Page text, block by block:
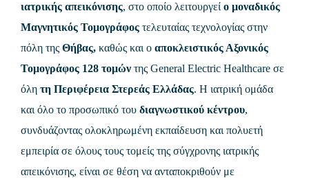
ιατρικής απεικόνισης, στο οποίο λειτουργεί ο μοναδικός
Μαγνητικός Τομογράφος τελευταίας τεχνολογίας στην
πόλη της Θήβας, καθώς και ο αποκλειστικός Αξονικός
Τομογράφος 128 τομών της General Electric Healthcare σε
όλη τη Περιφέρεια Στερεάς Ελλάδας. Η ιατρική ομάδα
και όλο το προσωπικό του διαγνωστικού κέντρου,
συνδυάζοντας ολοκληρωμένη εκπαίδευση και πολυετή
εμπειρία σε όλους τους τομείς της σύγχρονης ιατρικής
απεικόνισης, είναι σε θέση να ανταποκριθούν με